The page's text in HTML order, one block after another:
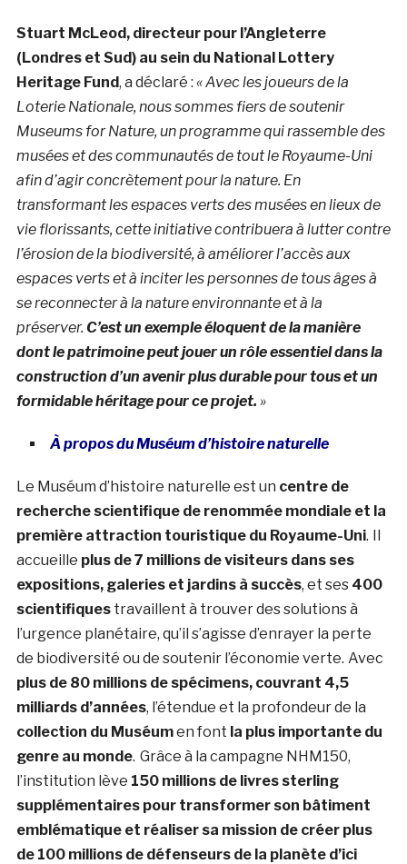
Stuart McLeod, directeur pour l’Angleterre
(Londres et Sud) au sein du National Lottery
Heritage Fund, a déclaré : « Avec les joueurs de la
Loterie Nationale, nous sommes fiers de soutenir
Museums for Nature, un programme qui rassemble des
musées et des communautés de tout le Royaume-Uni
afin d’agir concrètement pour la nature. En
transformant les espaces verts des musées en lieux de
vie florissants, cette initiative contribuera à lutter contre
l’érosion de la biodiversité, à améliorer l’accès aux
espaces verts et à inciter les personnes de tous âges à
se reconnecter à la nature environnante et à la
préserver. C’est un exemple éloquent de la manière
dont le patrimoine peut jouer un rôle essentiel dans la
construction d’un avenir plus durable pour tous et un
formidable héritage pour ce projet. »
À propos du Muséum d’histoire naturelle
Le Muséum d’histoire naturelle est un centre de
recherche scientifique de renommée mondiale et la
première attraction touristique du Royaume-Uni. Il
accueille plus de 7 millions de visiteurs dans ses
expositions, galeries et jardins à succès, et ses 400
scientifiquestravaillent à trouver des solutions à
l’urgence planétaire, qu’il s’agisse d’enrayer la perte
de biodiversité ou de soutenir l’économie verte. Avec
plus de 80 millions de spécimens, couvrant 4,5
milliards d’années, l’étendue et la profondeur de la
collection du Muséumen font la plus importante du
genre au monde. Grâce à la campagne NHM150,
l’institution lève 150 millions de livres sterling
supplémentaires pour transformer son bâtiment
emblématique et réaliser sa mission de créer plus
de 100 millions de défenseurs de la planète d’ici